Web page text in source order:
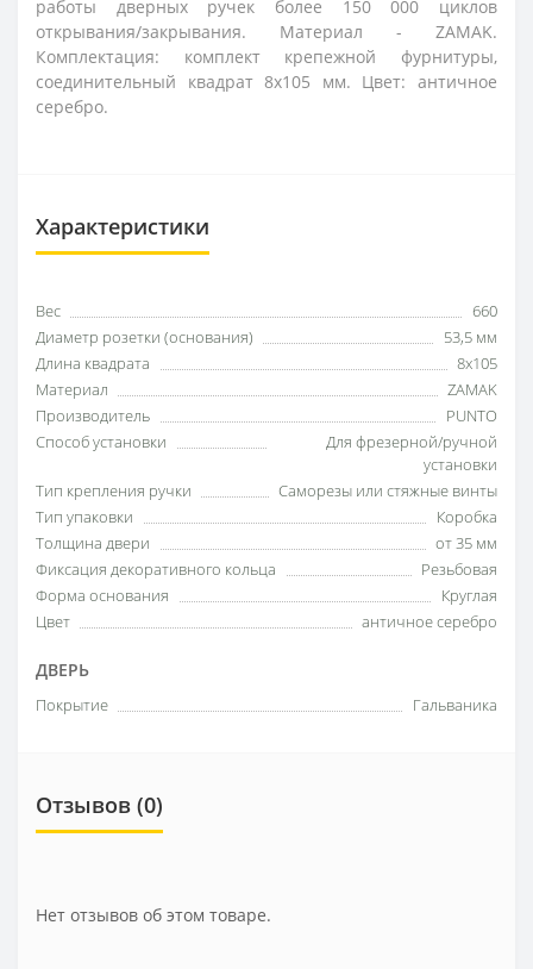
работы дверных ручек более 150 000 циклов
открывания/закрывания. Материал - ZAMAK.
Комплектация: комплект крепежной фурнитуры,
соединительный квадрат 8x105 мм. Цвет: античное
серебро.
Характеристики
Вес
660
Диаметр розетки (основания)
53,5 мм
Длина квадрата
8x105
Материал
ZAMAK
Производитель
PUNTO
Способ установки
Для фрезерной/ручной
установки
Тип крепления ручки
Саморезы или стяжные винты
Тип упаковки
Коробка
Толщина двери
от 35 мм
Фиксация декоративного кольца
Резьбовая
Форма основания
Круглая
Цвет
античное серебро
ДВЕРЬ
Покрытие Гальваника
Отзывов (0)
Нет отзывов об этом товаре.